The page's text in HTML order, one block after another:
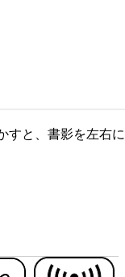
すと、書影を左右に